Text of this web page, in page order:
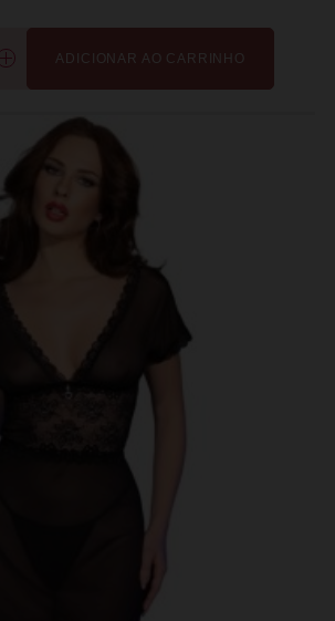
ADICIONAR AO CARRINHO